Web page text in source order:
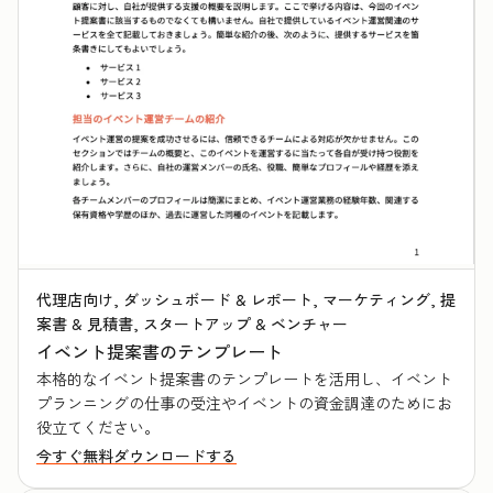
代理店向け, ダッシュボード & レポート, マーケティング, 提
案書 & 見積書, スタートアップ & ベンチャー
イベント提案書のテンプレート
本格的なイベント提案書のテンプレートを活用し、イベント
プランニングの仕事の受注やイベントの資金調達のためにお
役立てください。
今すぐ無料ダウンロードする